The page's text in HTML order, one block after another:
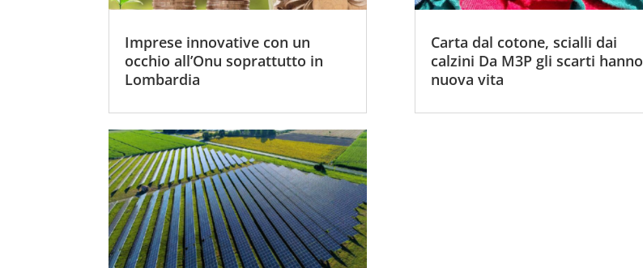
Imprese innovative con un
occhio all’Onu soprattutto in
Lombardia
Carta dal cotone, scialli dai
calzini Da M3P gli scarti hanno
nuova vita